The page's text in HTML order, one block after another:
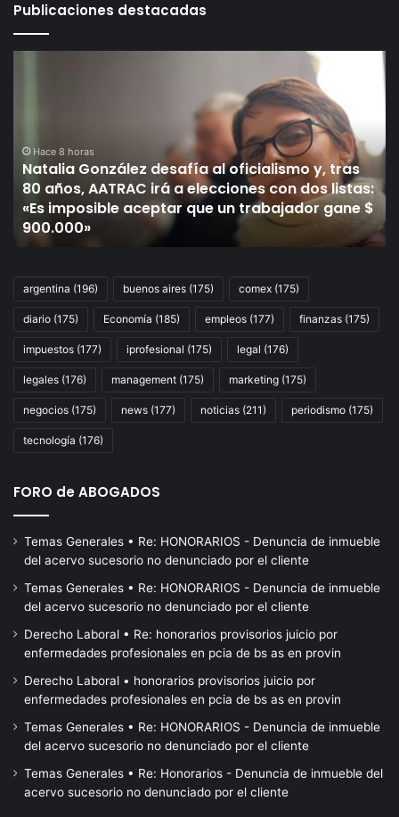
Publicaciones destacadas
tras
80
años,
AATRAC
elecciones
dos
imposible
que
$
Hace 8 horas
Natalia González desafía al oficialismo y, tras
80 años, AATRAC irá a elecciones con dos listas:
«Es imposible aceptar que un trabajador gane $
900.000»
y
argentina (196) buenos aires (175) comex (175)
diario (175) Economía (185) empleos (177) finanzas (175)
impuestos (177) iprofesional (175) legal (176)
legales (176) management (175) marketing (175)
negocios (175) news (177) noticias (211) periodismo (175)
tecnología (176)
FORO de ABOGADOS
Temas Generales • Re: HONORARIOS - Denuncia de inmueble
del acervo sucesorio no denunciado por el cliente
Temas Generales • Re: HONORARIOS - Denuncia de inmueble
del acervo sucesorio no denunciado por el cliente
Derecho Laboral • Re: honorarios provisorios juicio por
enfermedades profesionales en pcia de bs as en provin
Derecho Laboral • honorarios provisorios juicio por
enfermedades profesionales en pcia de bs as en provin
Temas Generales • Re: HONORARIOS - Denuncia de inmueble
del acervo sucesorio no denunciado por el cliente
Temas Generales • Re: Honorarios - Denuncia de inmueble del
acervo sucesorio no denunciado por el cliente